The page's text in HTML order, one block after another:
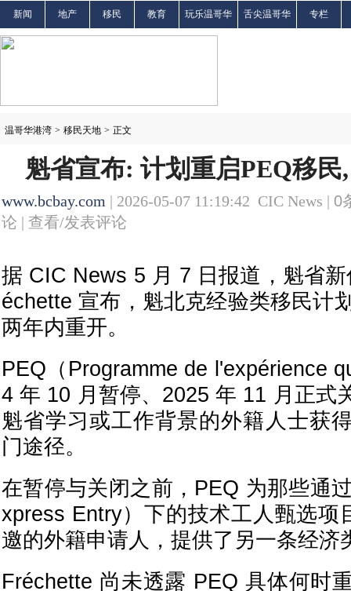
新闻 地产 移民 教育 玩乐温哥华 舌尖温哥华 专栏
温哥华港湾 > 移民天地 > 正文
魁省宣布: 计划重启PEQ移民
www.bcbay.com | 2026-05-07 11:19:42 CIC News | 0
论 | 查看/发表评论
据 CIC News 5 月 7 日报道，魁省
échette 宣布，魁北克经验类移民计
两年内重开。
PEQ（Programme de l'expérience
4 年 10 月暂停、2025 年 11 月正式
魁省学习或工作背景的外籍人士获
门途径。
在暂停与关闭之前，PEQ 为那些通
xpress Entry）下的技术工人甄选项
邀的外籍申请人，提供了另一条经济
Fréchette 尚未透露 PEQ 具体何时